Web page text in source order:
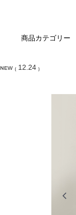
商品カテゴリー
ɴᴇᴡ ₍ 12.24 ₎